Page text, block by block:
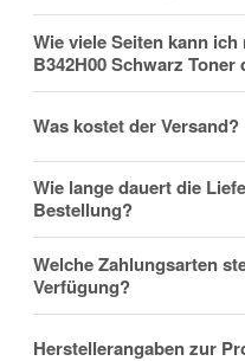
Nachname
Firma
Wie viele Seiten kann
B342H00 Schwarz Toner
Was kostet der Versand?
Wie lange dauert die
Bestellung?
Welche Zahlungsarten
Verfügung?
Herstellerangaben zur